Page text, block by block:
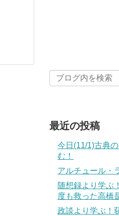
最近の投稿
今日(11/1)古典
む！
アルチュール・
随想録より学ぶ
度も救った高橋
政談より学ぶ！